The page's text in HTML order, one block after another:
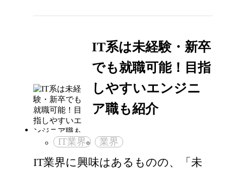
IT系は未経験・新卒
でも就職可能！目指
しやすいエンジニ
ア職も紹介
IT業界 業界
IT業界に興味はあるものの、「未